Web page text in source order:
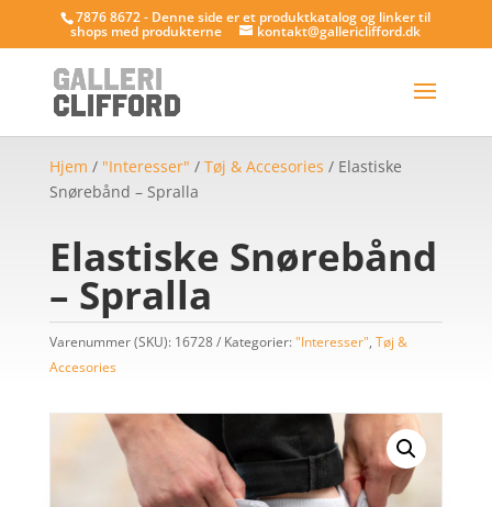
7876 8672 - Denne side er et produktkatalog og linker til
shops med produkterne kontakt@gallericlifford.dk
Hjem / "Interesser" / Tøj & Accesories / Elastiske
Snørebånd – Spralla
Elastiske Snørebånd
– Spralla
Varenummer (SKU): 16728 Kategorier:"Interesser", Tøj &
Accesories